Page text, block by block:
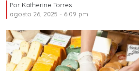
Por Katherine Torres
agosto 26, 2025 - 6:09 pm